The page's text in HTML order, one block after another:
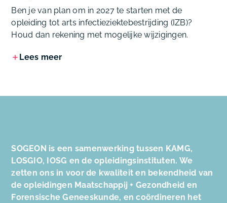
Ben je van plan om in 2027 te starten met de
opleiding tot arts infectieziektebestrijding (IZB)?
Houd dan rekening met mogelijke wijzigingen.
Lees meer
SOGEON is een samenwerking tussen KAMG,
LOSGIO, IOSG en de opleidingsinstituten. We
zetten ons in voor de kwaliteit en bekendheid van
de opleidingen Maatschappij + Gezondheid en
Forensische Geneeskunde, en coördineren het